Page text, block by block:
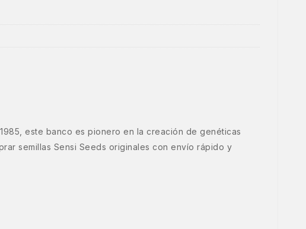
este banco es pionero en la creación de genéticas
semillas Sensi Seeds originales con envío rápido y